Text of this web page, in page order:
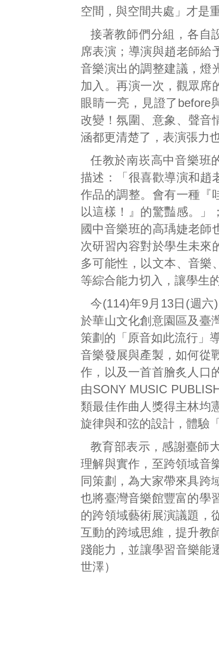
空間，與空間共處」才是
接著教師們分組，各自
席表演；導演與趙老師給
音樂演出的調整建議，燈
加入。再演一次，觀眾席
眼睛一亮，見證了before
改變！氛圍、意象、聲音
涵都更清楚了，表演張力
任教於南崁高中音樂班
描述：「很喜歡導演和趙
作品的調整。會有一種『
以這樣！』的驚豔感。」
國中音樂班的高瑀婕老師
次研習內容對於學生未來
多可能性，以文本、音樂
等綜合能力切入，讓學生
今(114)年9月13日(週
於華山文化創意園區及臺
策劃的「原音如此流行」
音樂發展與產製，如何從
作，以及一首首膾炙人口
由SONY MUSIC
類最佳作曲人獎得主林均
旋律與和弦的設計，體驗
教育部表示，感謝臺師
理解與實作，至跨領域音
同策劃，為大家帶來具跨
也將臺灣音樂館豐富的學
的跨領域藝術展演議題，
互動的跨域思維，提升教
踐能力，並讓學習音樂能
世澤）